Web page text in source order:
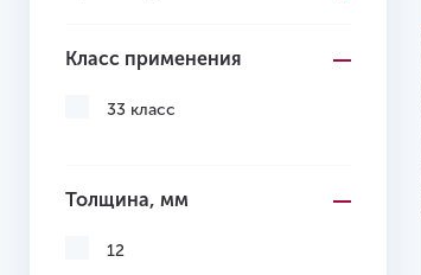
Класс применения
33 класс
Толщина, мм
12